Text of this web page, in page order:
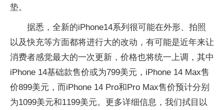
垫。
据悉，全新的iPhone14系列很可能在外形、拍照
以及快充等方面都将进行大的改动，有可能是近年来让
消费者感觉最大的一次更新，价格也将统一上调，其中
iPhone 14基础款售价或为799美元，iPhone 14 Max售
价899美元，而iPhone 14 Pro和Pro Max售价预计分别
为1099美元和1199美元。更多详细信息，我们拭目以